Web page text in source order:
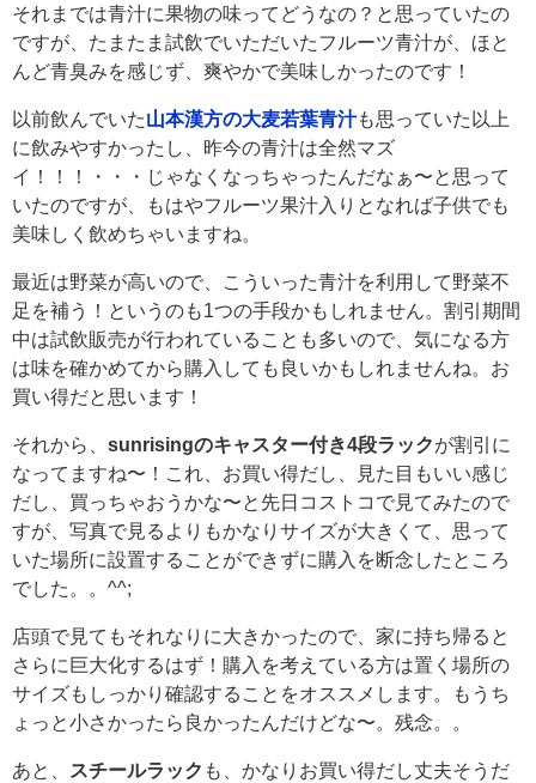
それまでは青汁に果物の味ってどうなの？と思っていたの
ですが、たまたま試飲でいただいたフルーツ青汁が、ほと
んど青臭みを感じず、爽やかで美味しかったのです！
以前飲んでいた山本漢方の大麦若葉青汁も思っていた以上
に飲みやすかったし、昨今の青汁は全然マズ
イ！！！・・・じゃなくなっちゃったんだなぁ〜と思って
いたのですが、もはやフルーツ果汁入りとなれば子供でも
美味しく飲めちゃいますね。
最近は野菜が高いので、こういった青汁を利用して野菜不
足を補う！というのも1つの手段かもしれません。割引期間
中は試飲販売が行われていることも多いので、気になる方
は味を確かめてから購入しても良いかもしれませんね。お
買い得だと思います！
それから、 sunrisingのキャスター付き4段ラックが割引に
なってますね〜！これ、お買い得だし、見た目もいい感じ
だし、買っちゃおうかな〜と先日コストコで見てみたので
すが、写真で見るよりもかなりサイズが大きくて、思って
いた場所に設置することができずに購入を断念したところ
でした。。^^;
店頭で見てもそれなりに大きかったので、家に持ち帰ると
さらに巨大化するはず！購入を考えている方は置く場所の
サイズもしっかり確認することをオススメします。もうち
ょっと小さかったら良かったんだけどな〜。残念。。
あと、 スチールラック も、かなりお買い得だし丈夫そうだ